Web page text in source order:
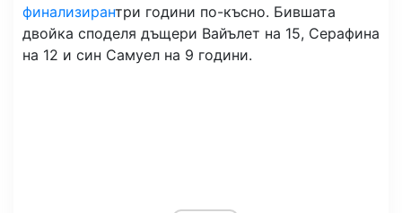
финализирантри години по-късно. Бившата
двойка споделя дъщери Вайълет на 15, Серафина
на 12 и син Самуел на 9 години.